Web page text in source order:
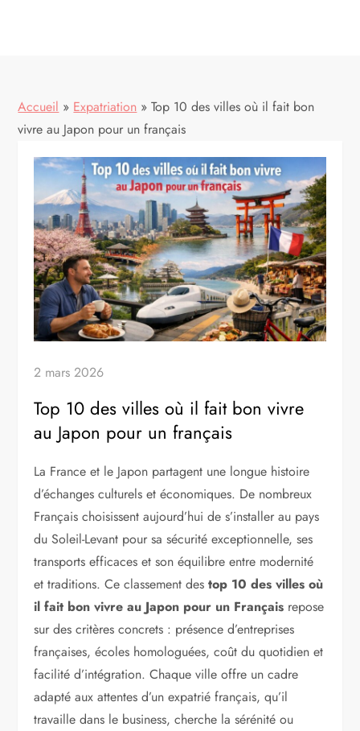
Accueil » Expatriation » Top 10 des villes où il fait bon
vivre au Japon pour un français
2 mars 2026
Top 10 des villes où il fait bon vivre
au Japon pour un français
La France et le Japon partagent une longue histoire
d’échanges culturels et économiques. De nombreux
Français choisissent aujourd’hui de s’installer au pays
du Soleil-Levant pour sa sécurité exceptionnelle, ses
transports efficaces et son équilibre entre modernité
et traditions. Ce classement destop 10 des villes où
il fait bon vivre au Japon pour un Français repose
sur des critères concrets : présence d’entreprises
françaises, écoles homologuées, coût du quotidien et
facilité d’intégration. Chaque ville offre un cadre
adapté aux attentes d’un expatrié français, qu’il
travaille dans le business, cherche la sérénité ou